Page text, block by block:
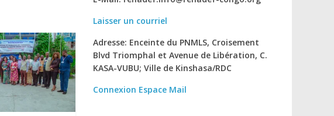
Laisser un courriel
Adresse: Enceinte du PNMLS, Croisement
Blvd Triomphal et Avenue de Libération, C.
KASA-VUBU; Ville de Kinshasa/RDC
Connexion Espace Mail